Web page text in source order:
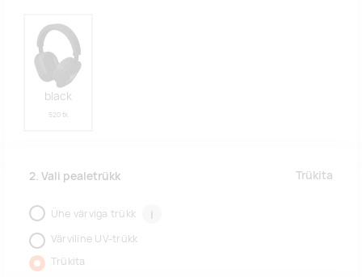
black
520 tk
2. Vali pealetrükk Trükita
Ühe värviga trükk i
Värviline UV-trükk
Trükita